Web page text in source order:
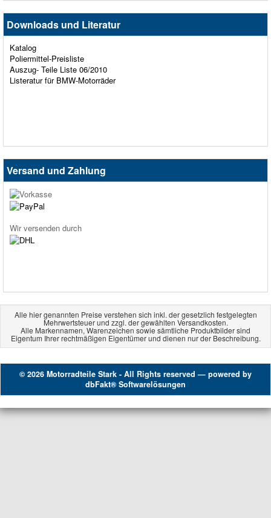
Downloads und Literatur
Katalog
Poliermittel-Preisliste
Auszug- Teile Liste 06/2010
Listeratur für BMW-Motorräder
Versand und Zahlung
Wir versenden durch
Alle hier genannten Preise verstehen sich inkl. der gesetzlich festgelegten
Mehrwertsteuer und zzgl. der gewählten Versandkosten.
Alle Markennamen, Warenzeichen sowie sämtliche Produktbilder sind
Eigentum Ihrer rechtmäßigen Eigentümer und dienen nur der Beschreibung.
© 2026 Motorradteile Stark - All Rights reserved — powered by
dbFakt® Softwarelösungen